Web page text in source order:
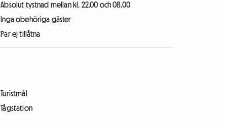
Absolut tystnad mellan kl. 22.00 och 08.00
Inga obehöriga gäster
Par ej tillåtna
Turistmål
Tågstation